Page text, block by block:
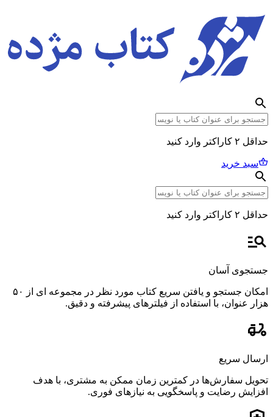
حداقل ۲ کاراکتر وارد کنید
سبد خرید
حداقل ۲ کاراکتر وارد کنید
جستجوی آسان
امکان جستجو و یافتن سریع کتاب مورد نظر در مجموعه ای از ۵۰
هزار عنوان، با استفاده از فیلترهای پیشرفته و دقیق.
ارسال سریع
تحویل سفارش‌ها در کمترین زمان ممکن به مشتری، با هدف
افزایش رضایت و پاسخگویی به نیازهای فوری.